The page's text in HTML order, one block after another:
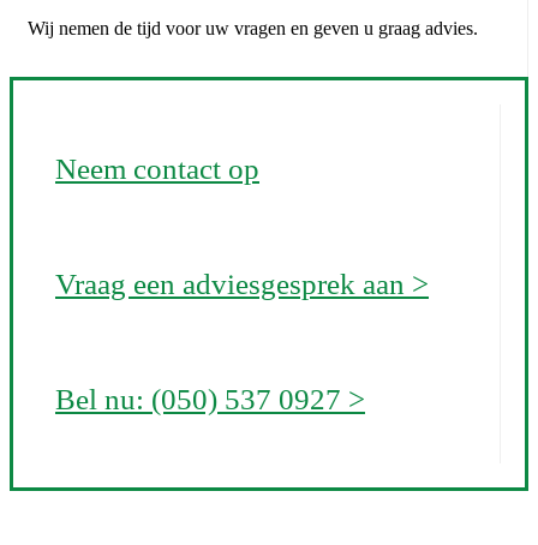
Wij nemen de tijd voor uw vragen en geven u graag advies.
Neem contact op
Vraag een adviesgesprek aan >
Bel nu: (050) 537 0927 >